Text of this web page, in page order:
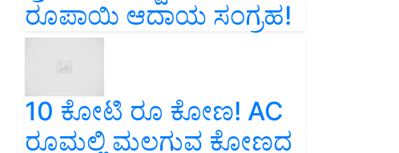
ರೂಪಾಯಿ ಆದಾಯ ಸಂಗ್ರಹ!
10 ಕೋಟಿ ರೂ ಕೋಣ! AC
ರೂಮಲ್ಲಿ ಮಲಗುವ ಕೋಣದ